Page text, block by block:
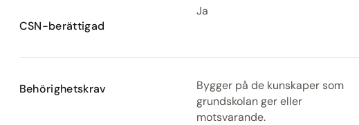
CSN-berättigad
Ja
Behörighetskrav
Bygger på de kunskaper som
grundskolan ger eller
motsvarande.